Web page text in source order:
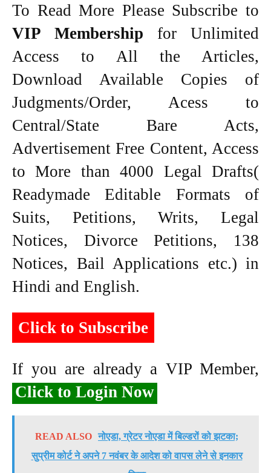
To Read More Please Subscribe to
VIP Membership for Unlimited
Access to All the Articles,
Download Available Copies of
Judgments/Order, Acess to
Central/State Bare Acts,
Advertisement Free Content, Access
to More than 4000 Legal Drafts(
Readymade Editable Formats of
Suits, Petitions, Writs, Legal
Notices, Divorce Petitions, 138
Notices, Bail Applications etc.) in
Hindi and English.
Click to Subscribe
If you are already a VIP Member,
Click to Login Now
READ ALSO नोएडा, ग्रेटर नोएडा में बिल्डरों को झटका;
सुप्रीम कोर्ट ने अपने 7 नवंबर के आदेश को वापस लेने से इनकार